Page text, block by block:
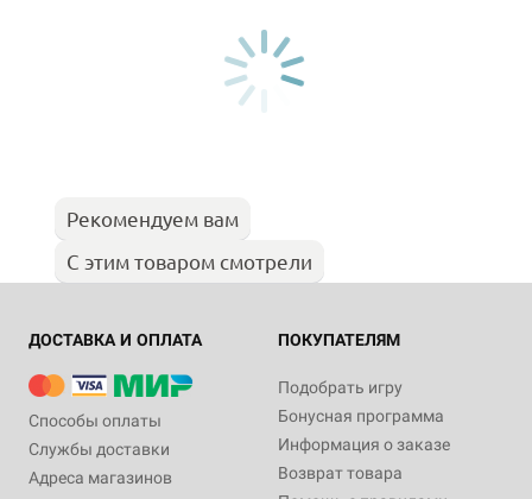
Рекомендуем вам
С этим товаром смотрели
ДОСТАВКА И ОПЛАТА
Способы оплаты
Службы доставки
Адреса магазинов
ПОКУПАТЕЛЯМ
Подобрать игру
Бонусная программа
Информация о заказе
Возврат товара